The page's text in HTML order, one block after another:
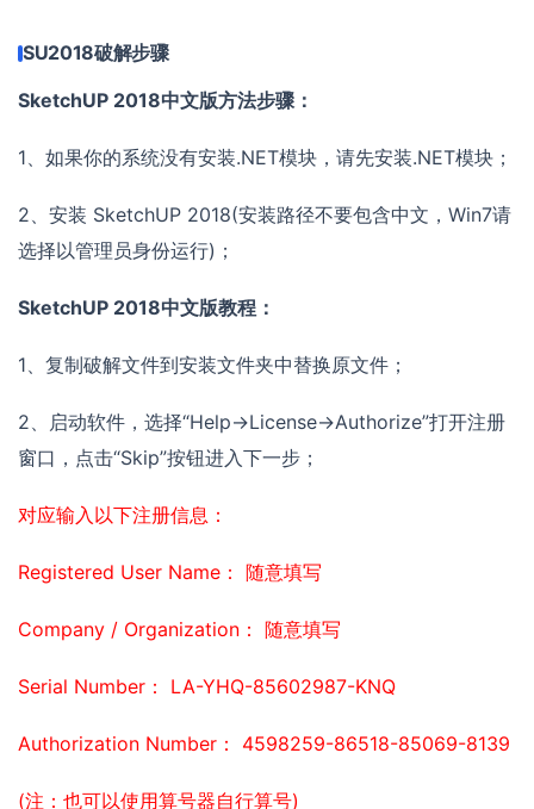
SU2018破解步骤
SketchUP 2018中文版方法步骤：
1、如果你的系统没有安装.NET模块，请先安装.NET模块；
2、安装 SketchUP 2018(安装路径不要包含中文，Win7请
选择以管理员身份运行)；
SketchUP 2018中文版教程：
1、复制破解文件到安装文件夹中替换原文件；
2、启动软件，选择“Help->License->Authorize”打开注册
窗口，点击“Skip”按钮进入下一步；
对应输入以下注册信息：
Registered User Name： 随意填写
Company / Organization： 随意填写
Serial Number： LA-YHQ-85602987-KNQ
Authorization Number： 4598259-86518-85069-8139
(注：也可以使用算号器自行算号)